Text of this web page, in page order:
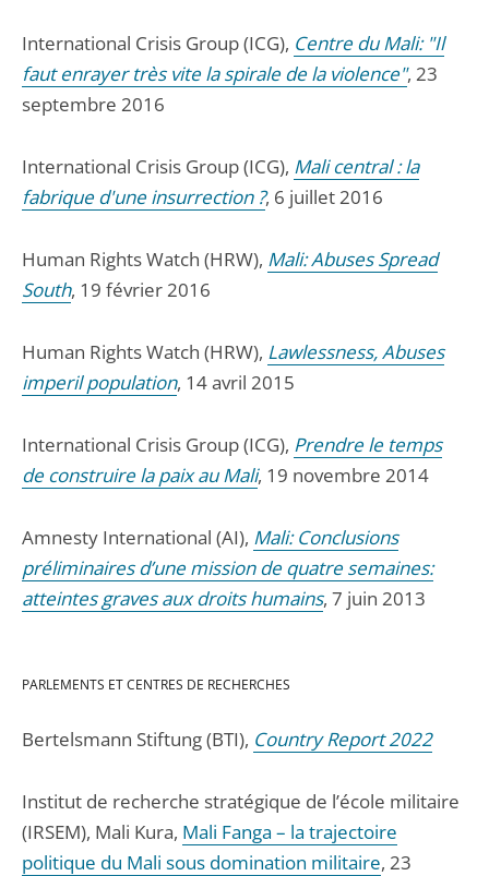
International Crisis Group (ICG), Centre du Mali: "Il
faut enrayer très vite la spirale de la violence", 23
septembre 2016
International Crisis Group (ICG), Mali central : la
fabrique d'une insurrection ?, 6 juillet 2016
Human Rights Watch (HRW), Mali: Abuses Spread
South, 19 février 2016
Human Rights Watch (HRW), Lawlessness, Abuses
imperil population, 14 avril 2015
International Crisis Group (ICG), Prendre le temps
de construire la paix au Mali, 19 novembre 2014
Amnesty International (AI), Mali: Conclusions
préliminaires d’une mission de quatre semaines:
atteintes graves aux droits humains, 7 juin 2013
PARLEMENTS ET CENTRES DE RECHERCHES
Bertelsmann Stiftung (BTI), Country Report 2022
Institut de recherche stratégique de l’école militaire
(IRSEM), Mali Kura, Mali Fanga – la trajectoire
politique du Mali sous domination militaire, 23